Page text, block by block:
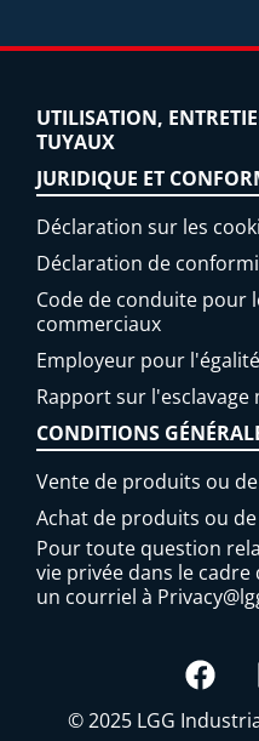
UTILISATION,
TUYAUX
JURIDIQUE ET
Déclaration sur les
Déclaration de
Code de conduite pour
commerciaux
Employeur pour
Rapport sur l'esclavage
CONDITIONS
Vente de produits ou
Achat de produits ou
Pour toute question
vie privée dans le cadre
un courriel à
© 2025 LGG